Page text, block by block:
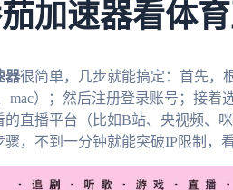
加速器看体
器很简单，几步就能搞定：首先，
mac）；然后注册登录账号；接
的直播平台（比如B站、央视频、
，不到一分钟就能突破IP限制，